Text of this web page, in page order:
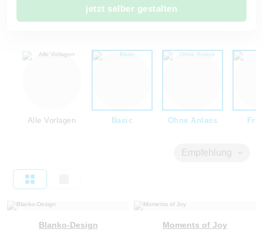
jetzt selber gestalten
Alle Vorlagen Basic Ohne Anlass
Empfehlung
Blanko-Design Moments of Joy